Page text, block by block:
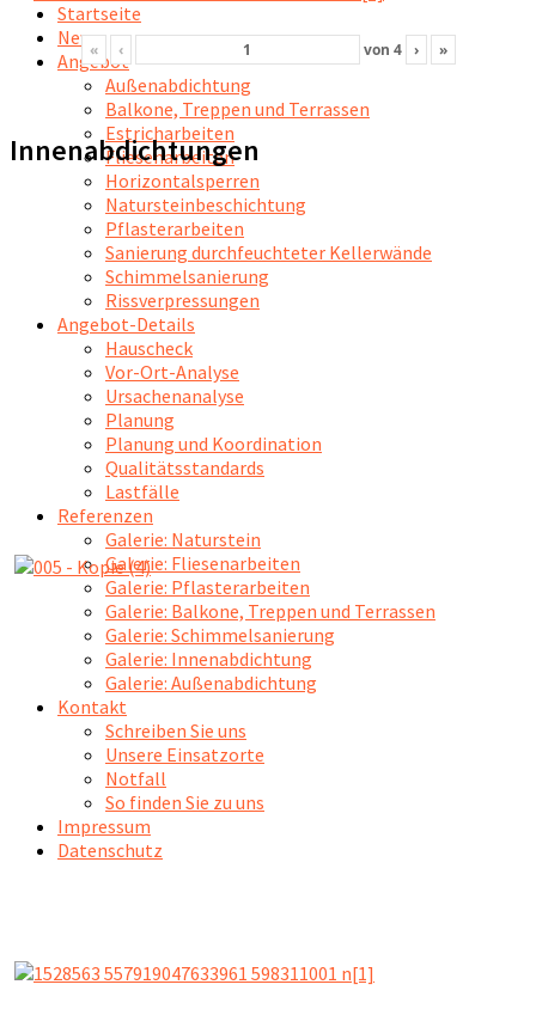
Startseite
News
Angebot
Außenabdichtung
Balkone, Treppen und Terrassen
Estricharbeiten
Fliesenarbeiten
Horizontalsperren
Natursteinbeschichtung
Pflasterarbeiten
Sanierung durchfeuchteter Kellerwände
Schimmelsanierung
Rissverpressungen
Angebot-Details
Hauscheck
Vor-Ort-Analyse
Ursachenanalyse
Planung
Planung und Koordination
Qualitätsstandards
Lastfälle
Referenzen
Galerie: Naturstein
Galerie: Fliesenarbeiten
Galerie: Pflasterarbeiten
Galerie: Balkone, Treppen und Terrassen
Galerie: Schimmelsanierung
Galerie: Innenabdichtung
Galerie: Außenabdichtung
Kontakt
Schreiben Sie uns
Unsere Einsatzorte
Notfall
So finden Sie zu uns
Impressum
Datenschutz
« ‹ von 4 › »
Innenabdichtungen